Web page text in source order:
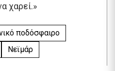
χαρεί.»
ποδόσφαιρο
Νεϊμάρ